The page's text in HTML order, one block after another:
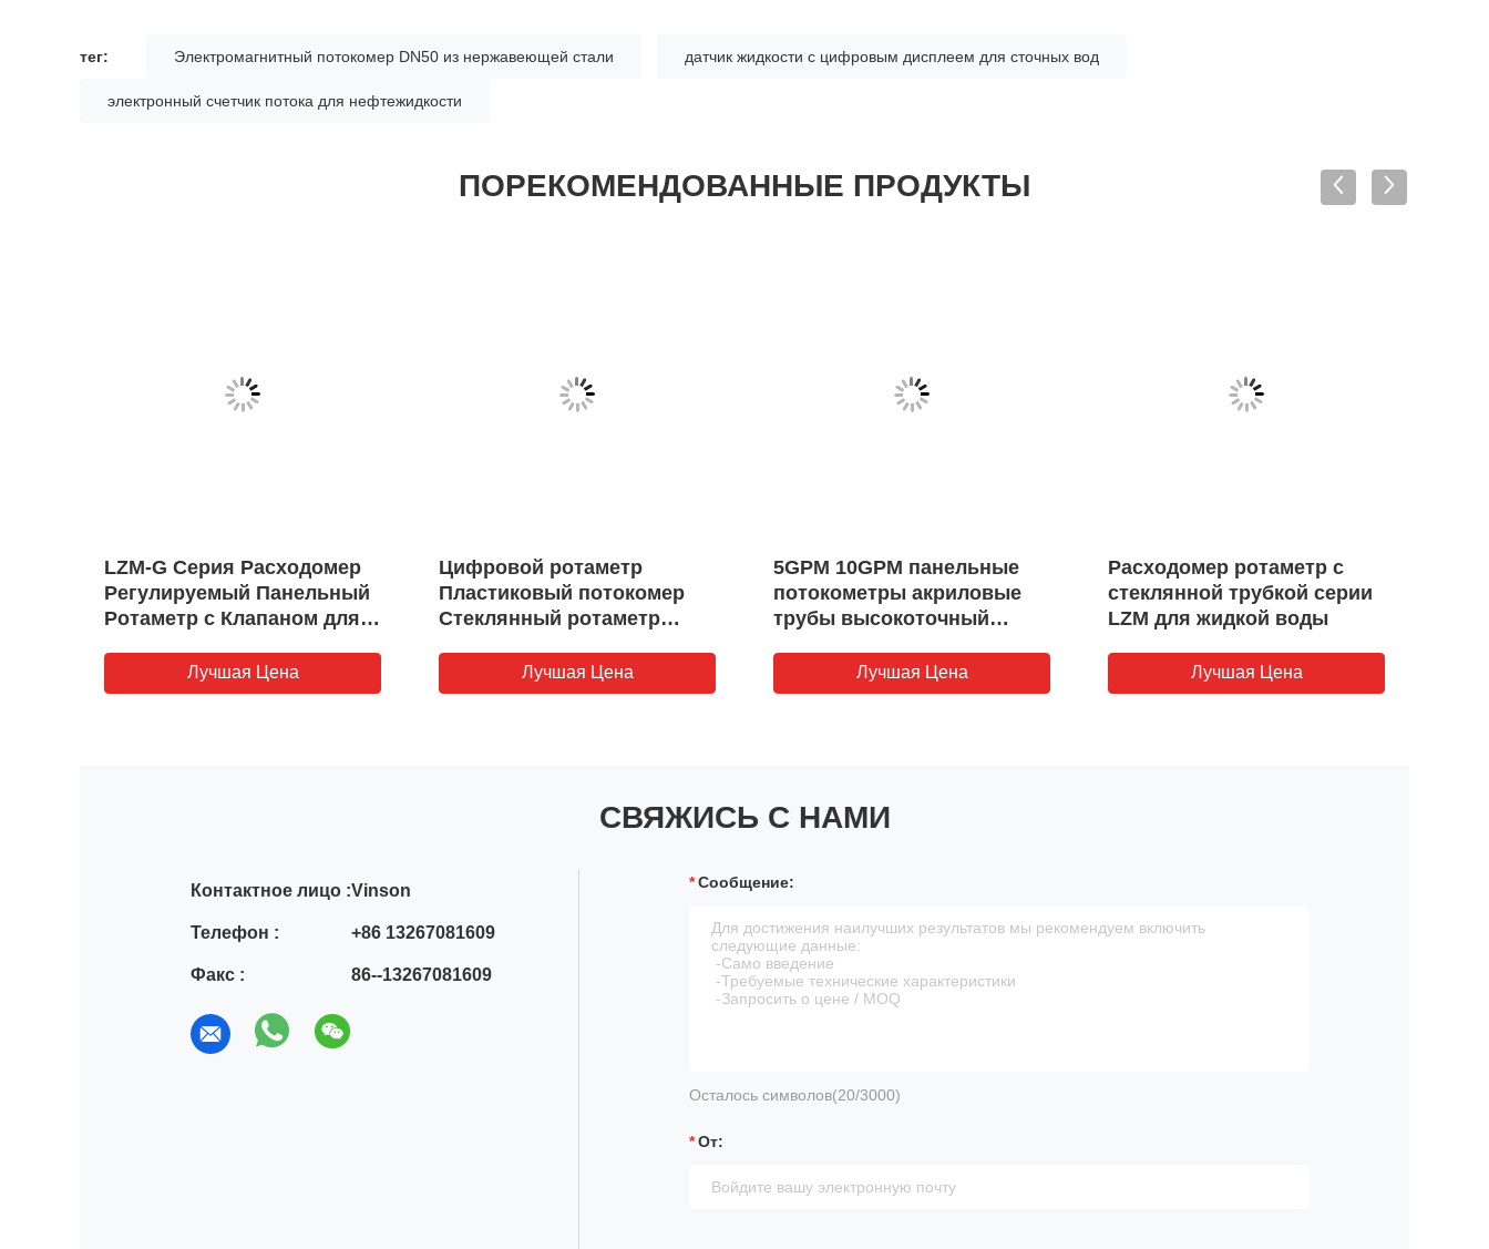
тег: Электромагнитный потокомер DN50 из нержавеющей стали датчик жидкости с цифровым дисплеем для сточных вод
электронный счетчик потока для нефтежидкости
ПОРЕКОМЕНДОВАННЫЕ ПРОДУКТЫ
LZM-G Серия Расходомер
Регулируемый Панельный
Ротаметр с Клапаном для
Лучшая Цена
Цифровой ротаметр
Пластиковый потокомер
Стеклянный ротаметр
потокомер 1-10 л/мин
Лучшая Цена
5GPM 10GPM панельные
потокометры акриловые
трубы высокоточный
обратного осмоса RO-
машины
Лучшая Цена
Расходомер ротаметр с
стеклянной трубкой серии
LZM для жидкой воды
Лучшая Цена
СВЯЖИСЬ С НАМИ
Контактное лицо :Vinson
Телефон : +86 13267081609
Факс : 86--13267081609
Сообщение:
Осталось символов(20/3000)
От: